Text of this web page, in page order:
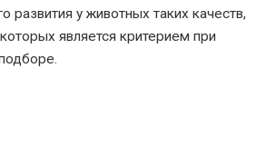
развития у животных таких качеств,
является критерием при